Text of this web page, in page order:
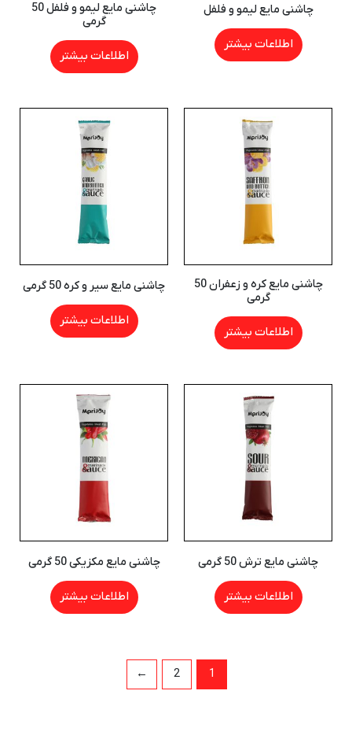
چاشنی مایع لیمو و فلفل
اطلاعات بیشتر
چاشنی مایع لیمو و فلفل 50
گرمی
اطلاعات بیشتر
چاشنی مایع کره و زعفران 50
گرمی
اطلاعات بیشتر
چاشنی مایع سیر و کره 50 گرمی
اطلاعات بیشتر
چاشنی مایع ترش 50 گرمی
اطلاعات بیشتر
چاشنی مایع مکزیکی 50 گرمی
اطلاعات بیشتر
1
2
←